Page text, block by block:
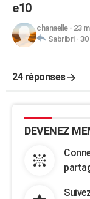
e10
chanaelle- 23
Sabribri- 30
24 réponses
DEVENEZ